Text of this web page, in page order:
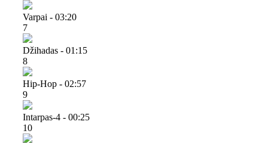
Varpai - 03:20
7
Džihadas - 01:15
8
Hip-Hop - 02:57
9
Intarpas-4 - 00:25
10